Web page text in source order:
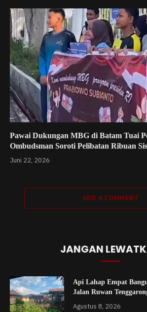
Pawai Dukungan MBG di Batam Tuai
Ombudsman Soroti Pelibatan Ribuan
Juni 22, 2026
ADD A COMMENT
JANGAN
Api Lahap Empat
Jalan Ruwan
Agustus 8, 2026